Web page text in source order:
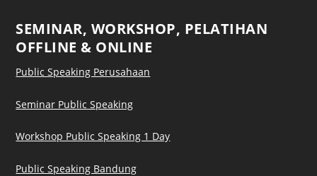
SEMINAR, WORKSHOP, PELATIHAN
OFFLINE & ONLINE
Public Speaking Perusahaan
Seminar Public Speaking
Workshop Public Speaking 1 Day
Public Speaking Bandung